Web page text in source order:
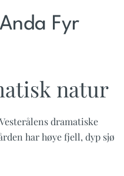
Fyr
natur
dramatiske
har høye fjell, dyp sjø